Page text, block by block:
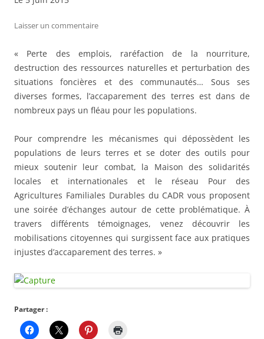
Laisser un commentaire
« Perte des emplois, raréfaction de la nourriture,
destruction des ressources naturelles et perturbation des
situations foncières et des communautés… Sous ses
diverses formes, l’accaparement des terres est dans de
nombreux pays un fléau pour les populations.
Pour comprendre les mécanismes qui dépossèdent les
populations de leurs terres et se doter des outils pour
mieux soutenir leur combat, la Maison des solidarités
locales et internationales et le réseau Pour des
Agricultures Familiales Durables du CADR vous proposent
une soirée d’échanges autour de cette problématique. À
travers différents témoignages, venez découvrir les
mobilisations citoyennes qui surgissent face aux pratiques
injustes d’accaparement des terres. »
Partager :